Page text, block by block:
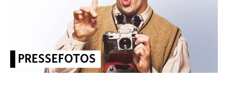
PRESSEFOTOS